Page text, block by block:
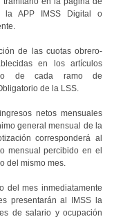
la APP IMSS Digital o
de las cuotas obrero-
en los artículos
de cada ramo de
de la LSS.
netos mensuales
general mensual de la
corresponderá al
mensual percibido en el
del mismo mes.
del mes inmediatamente
presentarán al IMSS la
de salario y ocupación